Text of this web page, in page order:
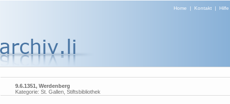
Home | Kontakt| Hilfe
9.6.1351, Werdenberg
Kategorie: St. Gallen, Stiftsbibliothek